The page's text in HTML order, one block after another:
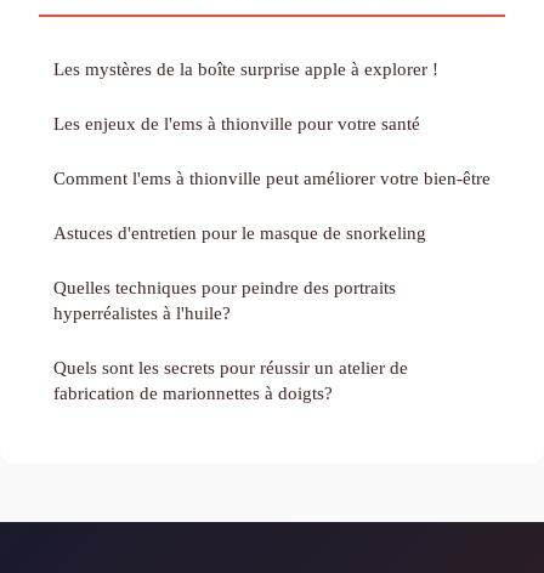
Les mystères de la boîte surprise apple à explorer !
Les enjeux de l'ems à thionville pour votre santé
Comment l'ems à thionville peut améliorer votre bien-être
Astuces d'entretien pour le masque de snorkeling
Quelles techniques pour peindre des portraits
hyperréalistes à l'huile?
Quels sont les secrets pour réussir un atelier de
fabrication de marionnettes à doigts?